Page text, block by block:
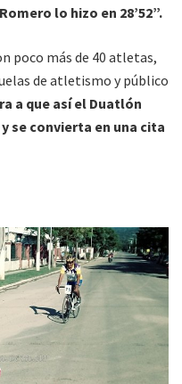
lo hizo en 28’52”.
poco más de 40 atletas,
de atletismo y público
a que así el Duatlón
se convierta en una cita